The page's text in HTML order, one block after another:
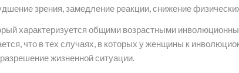
зрения, замедление реакции, снижение
характеризуется общими возрастными
что в тех случаях, в которых у женщины к
жизненной ситуации.